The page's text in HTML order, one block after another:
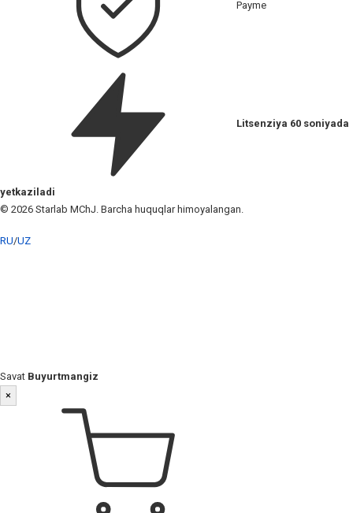
Payme
Litsenziya 60 soniyada
yetkaziladi
© 2026 Starlab MChJ. Barcha huquqlar himoyalangan.
RU/UZ
Savat Buyurtmangiz
×